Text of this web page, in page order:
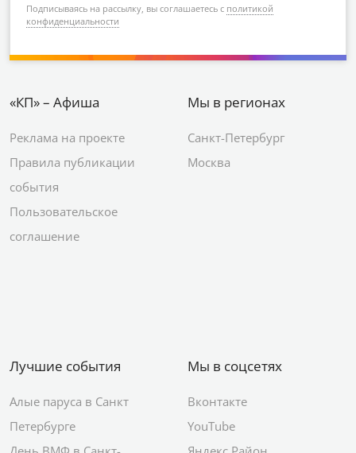
Подписываясь на рассылку, вы соглашаетесь с политикой
конфиденциальности
«КП» – Афиша
Реклама на проекте
Правила публикации
события
Пользовательское
соглашение
Мы в регионах
Санкт-Петербург
Москва
Лучшие события
Алые паруса в Санкт
Петербурге
Мы в соцсетях
Вконтакте
YouTube